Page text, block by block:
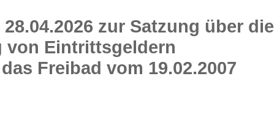
zur Satzung über die
von Eintrittsgeldern
Freibad vom 19.02.2007